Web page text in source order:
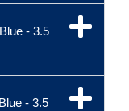
- 3.5
- 3.5